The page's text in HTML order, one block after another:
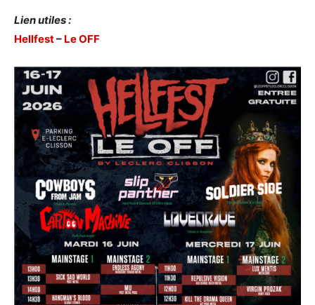
Lien utiles :
Hellfest– Le OFF